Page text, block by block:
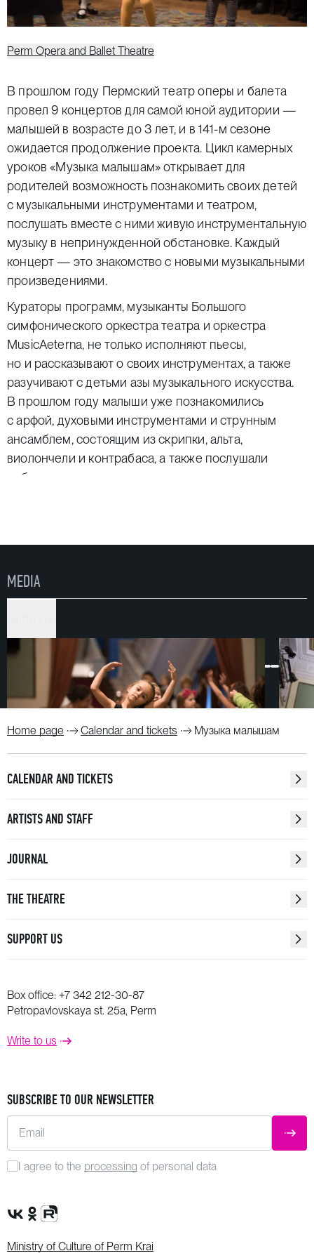
Perm Opera and Ballet Theatre
В прошлом году Пермский театр оперы и балета
провел 9 концертов для самой юной аудитории —
малышей в возрасте до 3 лет, и в 141-м сезоне
ожидается продолжение проекта. Цикл камерных
уроков «Музыка малышам» открывает для
родителей возможность познакомить своих детей
с музыкальными инструментами и театром,
послушать вместе с ними живую инструментальную
музыку в непринужденной обстановке. Каждый
концерт — это знакомство с новыми музыкальными
произведениями.
Кураторы программ, музыканты Большого
симфонического оркестра театра и оркестра
MusicAeterna, не только исполняют пьесы,
но и рассказывают о своих инструментах, а также
разучивают с детьми азы музыкального искусства.
В прошлом году малыши уже познакомились
с арфой, духовыми инструментами и струнным
ансамблем, состоящим из скрипки, альта,
виолончели и контрабаса, а также послушали
небольшие вокальные сочинения.
Организаторами проекта «Музыка малышам»
выступают автономная некоммерческая
театр оперы и балета.
MEDIA
Home page Calendar and tickets Музыка малышам
CALENDAR AND TICKETS
ARTISTS AND STAFF
JOURNAL
THE THEATRE
SUPPORT US
Box office: +7 342 212-30-87
Petropavlovskaya st. 25a, Perm
Write to us
SUBSCRIBE TO OUR NEWSLETTER
Email
I agree to the processing of personal data
VK Group
OK Group
Rutube channel
Ministry of Culture of Perm Krai